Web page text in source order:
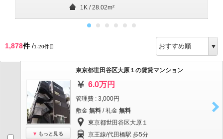
1K / 28.02m²
1,878件/1-20件目
もっと見る
東京都世田谷区大原１の賃貸マンション
6.0万円
管理費 : 3,000円
敷金 無料 / 礼金 無料
東京都世田谷区大原１
京王線/代田橋駅 歩5分